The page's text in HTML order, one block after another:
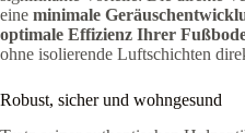
eine minimale
optimale Effizienz Ihrer
ohne isolierende Luftschichten
Robust, sicher und wohngesund